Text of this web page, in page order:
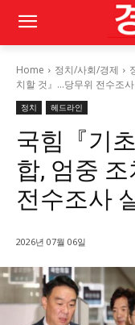
Home 정치/사회/경제
치할 것』…당무위 전수조
정치 헤드라인
국힘『기
합, 엄중
전수조사
2026년 07월 06일